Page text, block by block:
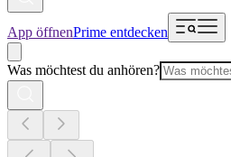
App öffnenPrime entdecken
Was möchtest du anhören?